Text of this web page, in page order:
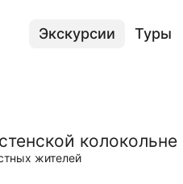
Экскурсии Туры
жителей